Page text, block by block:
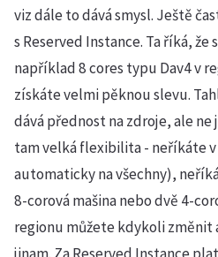
viz dále to dává smysl. Ještě
s Reserved Instance. Ta říká, že
například 8 cores typu Dav4 v
získáte velmi pěknou slevu.
dává přednost na zdroje, ale ne
tam velká flexibilita - neříkáte
automaticky na všechny),
8-corová mašina nebo dvě 4-
regionu můžete kdykoli změnit